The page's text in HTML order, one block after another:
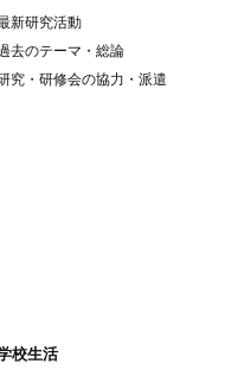
新研究活動
去のテーマ・総論
究・研修会の協力・派遣
校生活